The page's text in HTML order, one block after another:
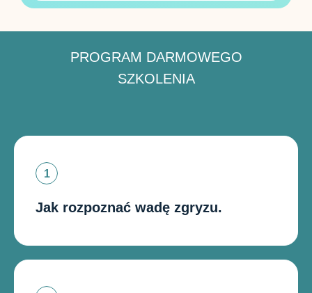
PROGRAM DARMOWEGO
SZKOLENIA
Jak rozpoznać wadę zgryzu.